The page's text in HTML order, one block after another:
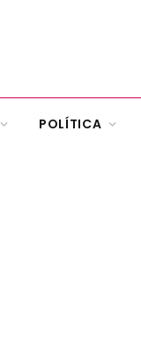
POLÍTICA